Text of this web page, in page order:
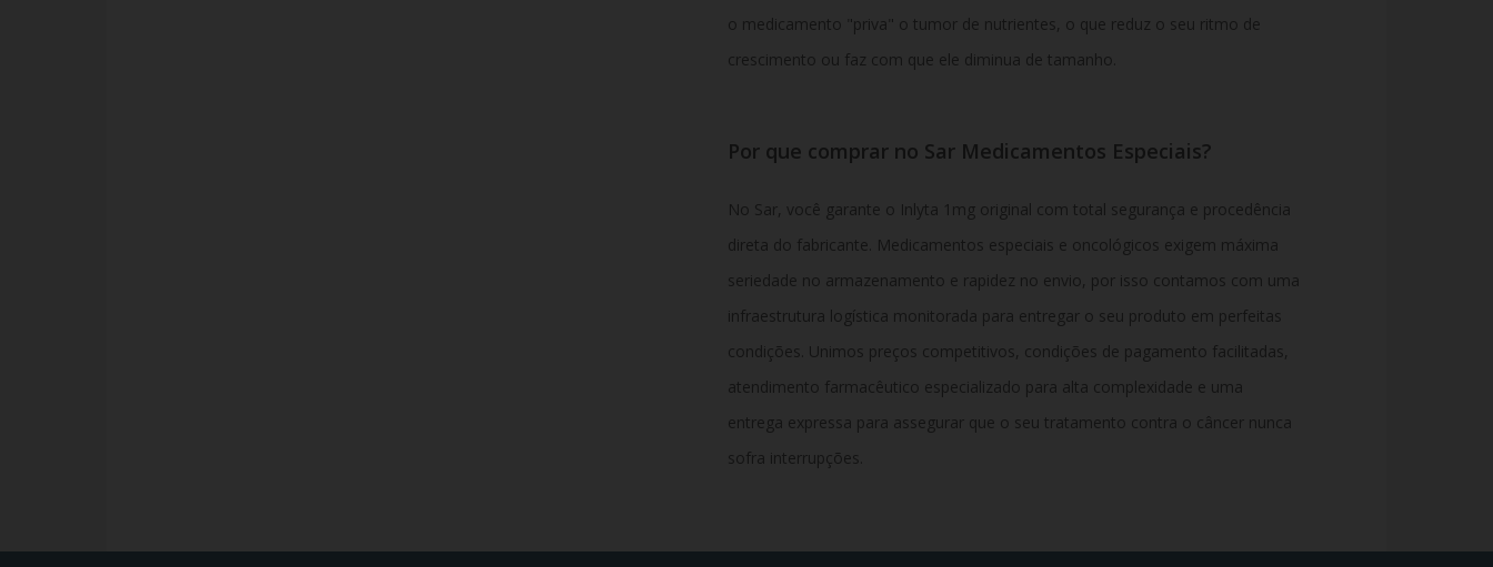
o medicamento "priva" o tumor de nutrientes, o que reduz o seu ritmo de
crescimento ou faz com que ele diminua de tamanho.
Por que comprar no Sar Medicamentos Especiais?
No Sar, você garante o Inlyta 1mg original com total segurança e procedência
direta do fabricante. Medicamentos especiais e oncológicos exigem máxima
seriedade no armazenamento e rapidez no envio, por isso contamos com uma
infraestrutura logística monitorada para entregar o seu produto em perfeitas
condições. Unimos preços competitivos, condições de pagamento facilitadas,
atendimento farmacêutico especializado para alta complexidade e uma
entrega expressa para assegurar que o seu tratamento contra o câncer nunca
sofra interrupções.